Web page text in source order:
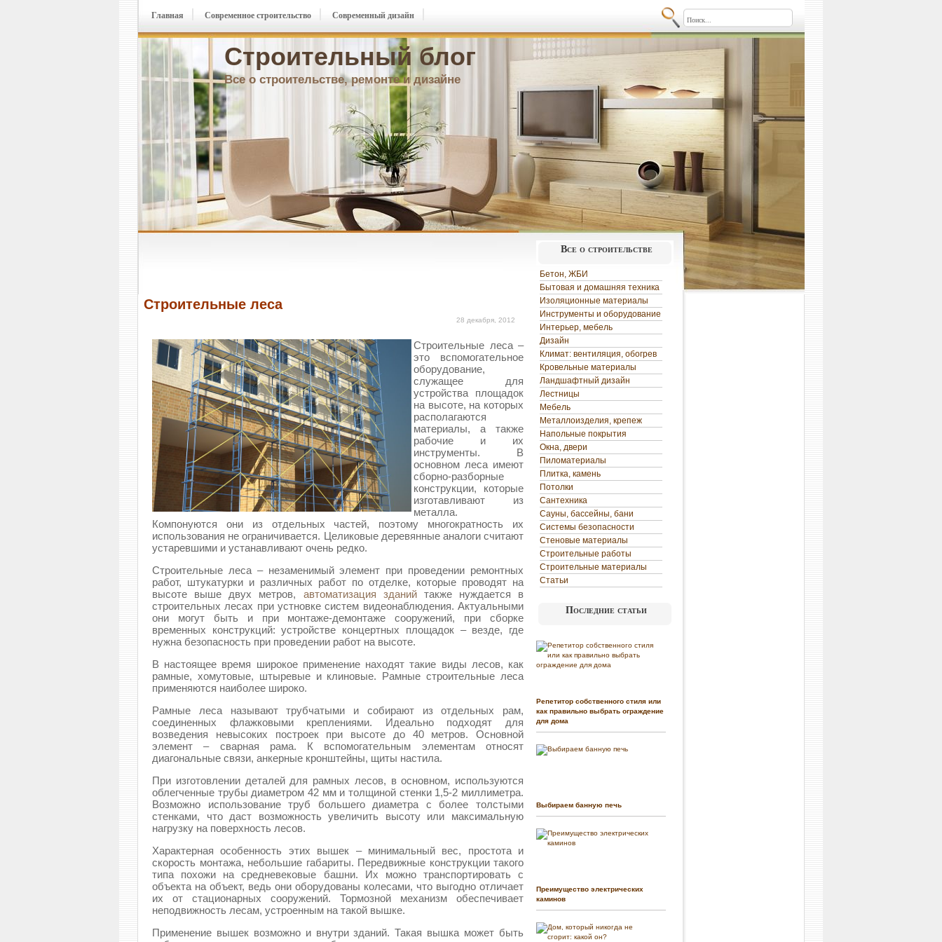
Строительный блог
Все о строительстве, ремонте и дизайне
Главная Современное строительство Современный дизайн
Строительные леса
28 декабря, 2012
Строительные леса –
это вспомогательное
оборудование,
служащее для
устройства площадок
на высоте, на которых
располагаются
материалы, а также
рабочие и их
инструменты. В
основном леса имеют
сборно-разборные
конструкции, которые
изготавливают из
металла.
Компонуются они из отдельных частей, поэтому многократность их
использования не ограничивается. Целиковые деревянные аналоги считают
устаревшими и устанавливают очень редко.
Строительные леса – незаменимый элемент при проведении ремонтных
работ, штукатурки и различных работ по отделке, которые проводят на
высоте выше двух метров, автоматизация зданийтакже нуждается в
строительных лесах при устновке систем видеонаблюдения. Актуальными
они могут быть и при монтаже-демонтаже сооружений, при сборке
временных конструкций: устройстве концертных площадок – везде, где
нужна безопасность при проведении работ на высоте.
В настоящее время широкое применение находят такие виды лесов, как
рамные, хомутовые, штыревые и клиновые. Рамные строительные леса
применяются наиболее широко.
Рамные леса называют трубчатыми и собирают из отдельных рам,
соединенных флажковыми креплениями. Идеально подходят для
возведения невысоких построек при высоте до 40 метров. Основной
элемент – сварная рама. К вспомогательным элементам относят
диагональные связи, анкерные кронштейны, щиты настила.
При изготовлении деталей для рамных лесов, в основном, используются
облегченные трубы диаметром 42 мм и толщиной стенки 1,5-2 миллиметра.
Возможно использование труб большего диаметра с более толстыми
стенками, что даст возможность увеличить высоту или максимальную
нагрузку на поверхность лесов.
Характерная особенность этих вышек – минимальный вес, простота и
скорость монтажа, небольшие габариты. Передвижные конструкции такого
типа похожи на средневековые башни. Их можно транспортировать с
объекта на объект, ведь они оборудованы колесами, что выгодно отличает
их от стационарных сооружений. Тормозной механизм обеспечивает
неподвижность лесам, устроенным на такой вышке.
Применение вышек возможно и внутри зданий. Такая вышка может быть
Все о строительстве
Бетон, ЖБИ
Бытовая и домашняя техника
Изоляционные материалы
Инструменты и оборудование
Интерьер, мебель
Дизайн
Климат: вентиляция, обогрев
Кровельные материалы
Ландшафтный дизайн
Лестницы
Мебель
Металлоизделия, крепеж
Напольные покрытия
Окна, двери
Пиломатериалы
Плитка, камень
Потолки
Сантехника
Сауны, бассейны, бани
Системы безопасности
Стеновые материалы
Строительные работы
Строительные материалы
Статьи
Последние статьи
Репетитор собственного стиля или
как правильно выбрать ограждение
для дома
Выбираем банную печь
Преимущество электрических
каминов